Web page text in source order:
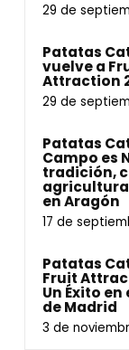
29 de
Patatas
vuelve a
Attraction
29 de
Patatas
Campo es
tradición,
en Aragón
17 de
Patatas
Fruit
Un Éxito
de Madrid
3 de